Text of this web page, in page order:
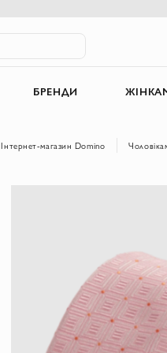
БРЕНДИ
Інтернет-магазин Domino